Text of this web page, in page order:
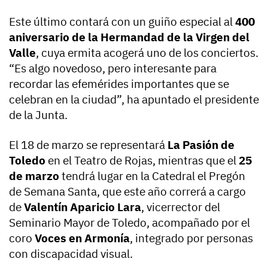
Este último contará con un guiño especial al400
aniversario de la Hermandad de la Virgen del
Valle, cuya ermita acogerá uno de los conciertos.
“Es algo novedoso, pero interesante para
recordar las efemérides importantes que se
celebran en la ciudad”, ha apuntado el presidente
de la Junta.
El 18 de marzo se representará La Pasión de
Toledo en el Teatro de Rojas, mientras que el 25
de marzo tendrá lugar en la Catedral el Pregón
de Semana Santa, que este año correrá a cargo
deValentín Aparicio Lara, vicerrector del
Seminario Mayor de Toledo, acompañado por el
coro Voces en Armonía, integrado por personas
con discapacidad visual.